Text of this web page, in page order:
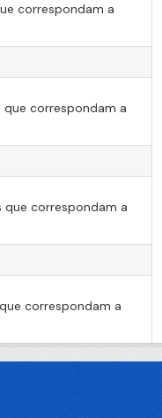
correspondam a
que correspondam a
que correspondam a
correspondam a